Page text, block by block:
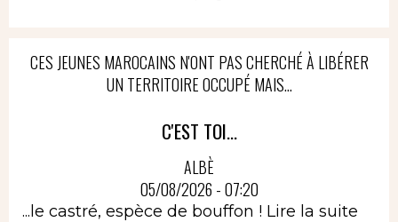
CES JEUNES MAROCAINS N'ONT PAS CHERCHÉ À LIBÉRER
UN TERRITOIRE OCCUPÉ MAIS...
C'EST TOI...
ALBÈ
05/08/2026 - 07:20
...le castré, espèce de bouffon ! Lire la suite